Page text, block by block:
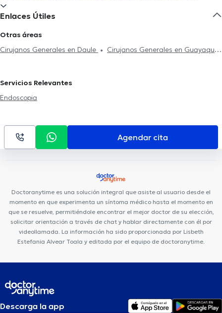
Enlaces Útiles
Otras áreas
Cirujanos Generales en Daule
Cirujanos Generales en Guayaquil
Servicios Relevantes
Endoscopia
Agendar cita
Doctoranytime es una solución integral que asiste al usuario desde el
momento en que experimenta un síntoma médico hasta el momento en
que se resuelve, permitiéndole encontrar el mejor doctor de su elección,
solicitar orientación a través de chat y hablar directamente con él por
videollamada. La información ha sido proporcionada por Lisbeth
Estefania Alvear Toala y editada por el equipo de doctoranytime.
Descarga la app